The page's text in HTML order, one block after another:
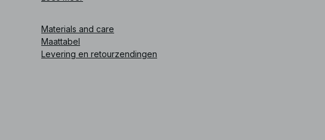
Materials and care
Maattabel
Levering en retourzendingen